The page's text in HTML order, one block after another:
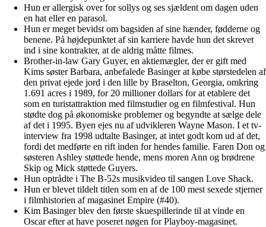
Hun er allergisk over for sollys og ses sjældent om dagen uden
en hat eller en parasol.
Hun er meget bevidst om bagsiden af sine hænder, fødderne og
benene. På højdepunktet af sin karriere havde hun det skrevet
ind i sine kontrakter, at de aldrig måtte filmes.
Brother-in-law Gary Guyer, en aktiemægler, der er gift med
Kims søster Barbara, anbefalede Basinger at købe størstedelen af
den privat ejede jord i den lille by Braselton, Georgia, omkring
1.691 acres i 1989, for 20 millioner dollars for at etablere det
som en turistattraktion med filmstudier og en filmfestival. Hun
stødte dog på økonomiske problemer og begyndte at sælge dele
af det i 1995. Byen ejes nu af udvikleren Wayne Mason. I et tv-
interview fra 1998 udtalte Basinger, at intet godt kom ud af det,
fordi det medførte en rift inden for hendes familie. Faren Don og
søsteren Ashley støttede hende, mens moren Ann og brødrene
Skip og Mick støttede Guyers.
Hun optrådte i The B-52s musikvideo til sangen Love Shack.
Hun er blevet tildelt titlen som en af de 100 mest sexede stjerner
i filmhistorien af magasinet Empire (#40).
Kim Basinger blev den første skuespillerinde til at vinde en
Oscar efter at have poseret nøgen for Playboy-magasinet.